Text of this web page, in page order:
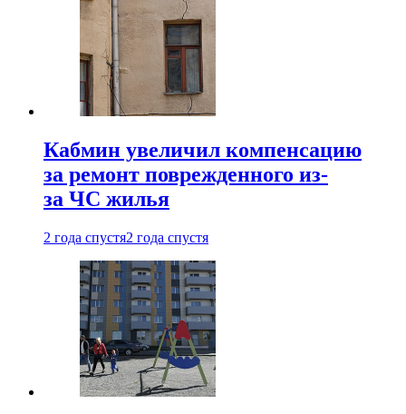
Кабмин увеличил компенсацию
за ремонт поврежденного из-
за ЧС жилья
2 года спустя2 года спустя